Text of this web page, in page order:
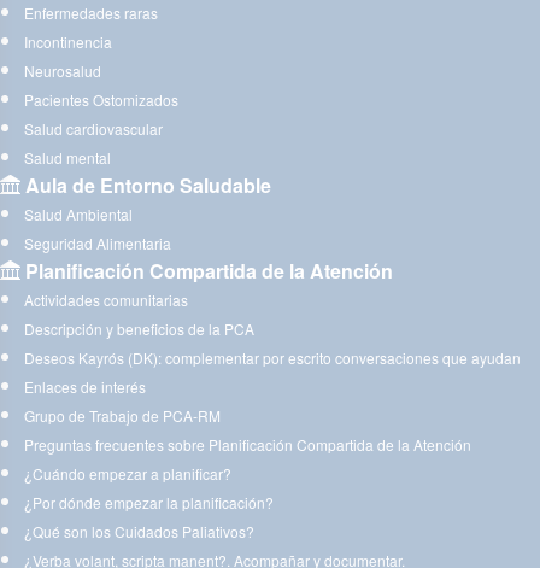
Enfermedades raras
Incontinencia
Neurosalud
Pacientes Ostomizados
Salud cardiovascular
Salud mental
Aula de Entorno Saludable
Salud Ambiental
Seguridad Alimentaria
Planificación Compartida de la Atención
Actividades comunitarias
Descripción y beneficios de la PCA
Deseos Kayrós (DK): complementar por escrito conversaciones que ayudan
Enlaces de interés
Grupo de Trabajo de PCA-RM
Preguntas frecuentes sobre Planificación Compartida de la Atención
¿Cuándo empezar a planificar?
¿Por dónde empezar la planificación?
¿Qué son los Cuidados Paliativos?
¿Verba volant, scripta manent?. Acompañar y documentar.